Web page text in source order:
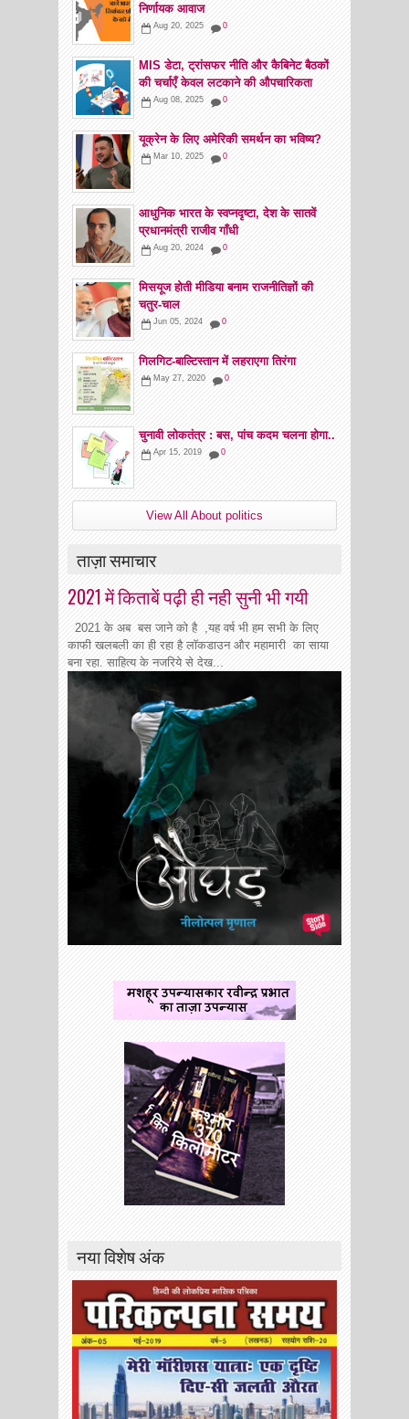
निर्णायक आवाज
Aug 20, 2025 0
MIS डेटा, ट्रांसफर नीति और कैबिनेट बैठकों
की चर्चाएँ केवल लटकाने की औपचारिकता
Aug 08, 2025 0
यूक्रेन के लिए अमेरिकी समर्थन का भविष्य?
Mar 10, 2025 0
आधुनिक भारत के स्वप्नदृष्टा, देश के सातवें
प्रधानमंत्री राजीव गाँधी
Aug 20, 2024 0
मिसयूज होती मीडिया बनाम राजनीतिज्ञों की
चतुर-चाल
Jun 05, 2024 0
गिलगिट-बाल्टिस्तान में लहराएगा तिरंगा
May 27, 2020 0
चुनावी लोकतंत्र : बस, पांच कदम चलना होगा..
Apr 15, 2019 0
View All About politics
ताज़ा समाचार
2021 में किताबें पढ़ी ही नही सुनी भी गयी
2021 के अब बस जाने को है ,यह वर्ष भी हम सभी के लिए
काफी खलबली का ही रहा है लॉकडाउन और महामारी का साया
बना रहा. साहित्य के नजरिये से देख...
नया विशेष अंक